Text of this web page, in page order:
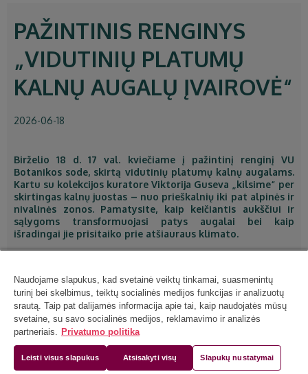
PAŽINTINIS RENGINYS
„VIDUTINIŲ PLATUMŲ
KALNŲ AUGALŲ ĮVAIROVĖ“
2026-06-18
Birželio 18 d. 17 val. kviečiame į pažintinį renginį VU
Botanikos sode, skirtą vidutinių platumų kalnų augalams.
Kartu su kolekcijos kuratore Viktorija Guseva „kilsime“ per
skirtingas kalnų juostas – nuo prieškalnių iki pat alpinės ir
nivalinės zonos. Pamatysite, kaip keičiantis aukščiui ir
sąlygoms transformuojasi patys augalai bei kaip
išradingai jie prisitaiko prie atšiauraus klimato.
Naudojame slapukus, kad svetainė veiktų tinkamai, suasmenintų
turinį bei skelbimus, teiktų socialinės medijos funkcijas ir analizuotų
srautą. Taip pat dalijamės informacija apie tai, kaip naudojatės mūsų
svetaine, su savo socialinės medijos, reklamavimo ir analizės
partneriais. Privatumo politika
Leisti visus slapukus Atsisakyti visų Slapukų nustatymai